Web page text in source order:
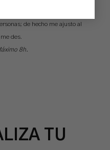
de hecho me ajusto al
des.
8h.
TU